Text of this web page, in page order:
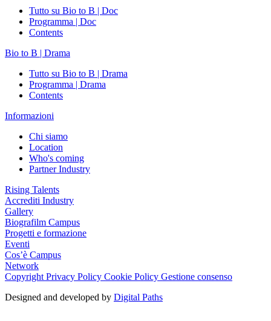
Tutto su Bio to B | Doc
Programma | Doc
Contents
Bio to B | Drama
Tutto su Bio to B | Drama
Programma | Drama
Contents
Informazioni
Chi siamo
Location
Who's coming
Partner Industry
Rising Talents
Accrediti Industry
Gallery
Biografilm Campus
Progetti e formazione
Eventi
Cos’è Campus
Network
Copyright Privacy Policy Cookie Policy Gestione consenso
Designed and developed by Digital Paths